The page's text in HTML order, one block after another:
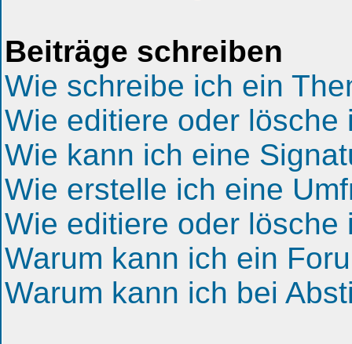
Beiträge schreiben
Wie schreibe ich ein
Wie editiere oder lösche
Wie kann ich eine
Wie erstelle ich eine
Wie editiere oder lösche
Warum kann ich ein
Warum kann ich bei